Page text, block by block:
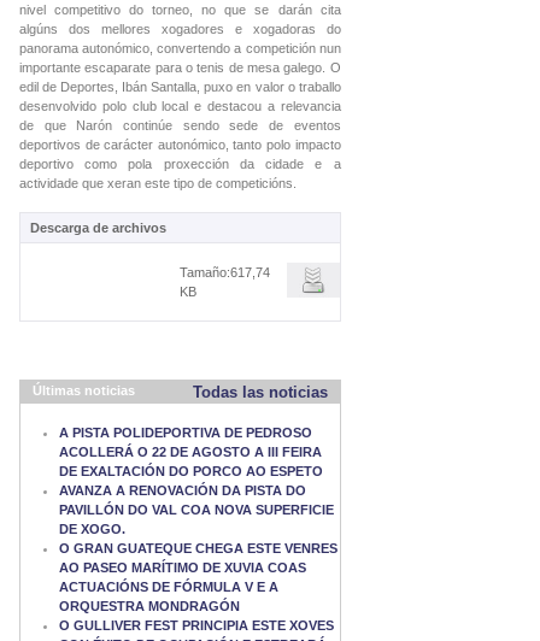
nivel competitivo do torneo, no que se darán cita
algúns dos mellores xogadores e xogadoras do
panorama autonómico, convertendo a competición nun
importante escaparate para o tenis de mesa galego. O
edil de Deportes, Ibán Santalla, puxo en valor o traballo
desenvolvido polo club local e destacou a relevancia
de que Narón continúe sendo sede de eventos
deportivos de carácter autonómico, tanto polo impacto
deportivo como pola proxección da cidade e a
actividade que xeran este tipo de competicións.
Descarga de archivos
Tamaño:617,74
KB
Últimas noticias Todas las noticias
A PISTA POLIDEPORTIVA DE PEDROSO
ACOLLERÁ O 22 DE AGOSTO A III FEIRA
DE EXALTACIÓN DO PORCO AO ESPETO
AVANZA A RENOVACIÓN DA PISTA DO
PAVILLÓN DO VAL COA NOVA SUPERFICIE
DE XOGO.
O GRAN GUATEQUE CHEGA ESTE VENRES
AO PASEO MARÍTIMO DE XUVIA COAS
ACTUACIÓNS DE FÓRMULA V E A
ORQUESTRA MONDRAGÓN
O GULLIVER FEST PRINCIPIA ESTE XOVES